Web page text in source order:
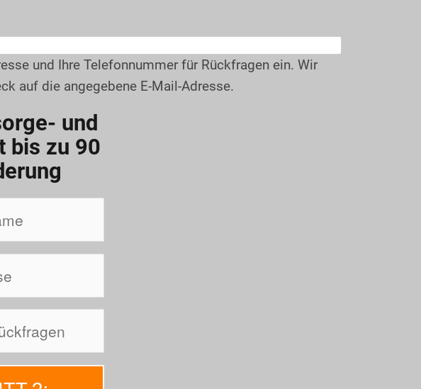
und Ihre Telefonnummer für Rückfragen ein. Wir
auf die angegebene E-Mail-Adresse.
und
bis zu 90